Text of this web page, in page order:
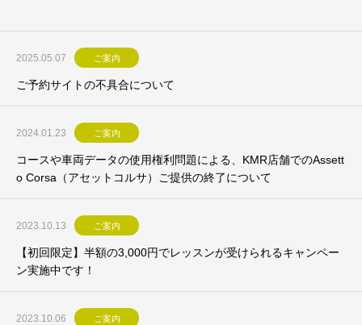
2025.05.07 ご案内
ご予約サイトの不具合について
2024.01.23 ご案内
コースや車両データの使用権利問題による、KMR店舗でのAssett
o Corsa（アセットコルサ）ご提供の終了について
2023.10.13 ご案内
【初回限定】半額の3,000円でレッスンが受けられるキャンペー
ン実施中です！
2023.10.06 ご案内